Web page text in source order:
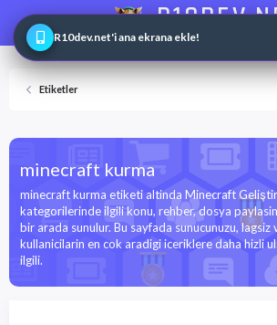
Web ve Game
Etiketler
minecraft kurma
minecraft kurma etiketi altinda Minecraft
kategorilerinde ilgili konu, rehber, dosya
bir arada sunulur. Bu sayfada sunucunuzu,
kullanicilarin en cok aradigi iceriklere daha hizli
ilgili.
R10dev.net'i ana ekrana ekle!